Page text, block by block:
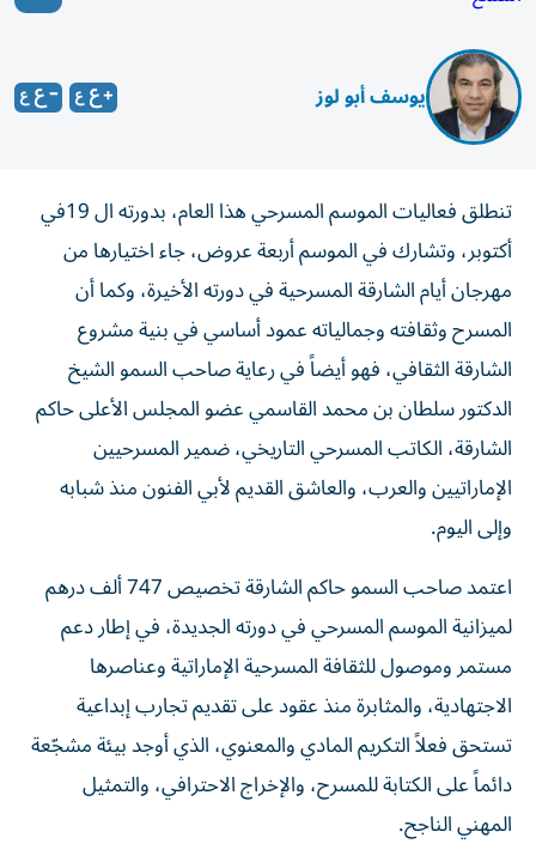
يوسف أبو لوز
تنطلق فعاليات الموسم المسرحي هذا العام، بدورته ال 19في
أكتوبر، وتشارك في الموسم أربعة عروض، جاء اختيارها من
مهرجان أيام الشارقة المسرحية في دورته الأخيرة، وكما أن
المسرح وثقافته وجمالياته عمود أساسي في بنية مشروع
الشارقة الثقافي، فهو أيضاً في رعاية صاحب السمو الشيخ
الدكتور سلطان بن محمد القاسمي عضو المجلس الأعلى حاكم
الشارقة، الكاتب المسرحي التاريخي، ضمير المسرحيين
الإماراتيين والعرب، والعاشق القديم لأبي الفنون منذ شبابه
وإلى اليوم.
اعتمد صاحب السمو حاكم الشارقة تخصيص 747 ألف درهم
لميزانية الموسم المسرحي في دورته الجديدة، في إطار دعم
مستمر وموصول للثقافة المسرحية الإماراتية وعناصرها
الاجتهادية، والمثابرة منذ عقود على تقديم تجارب إبداعية
تستحق فعلاً التكريم المادي والمعنوي، الذي أوجد بيئة مشجّعة
دائماً على الكتابة للمسرح، والإخراج الاحترافي، والتمثيل
المهني الناجح.